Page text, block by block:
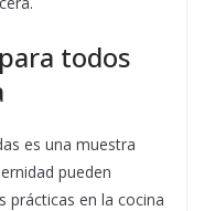
todos
es una muestra
pueden
prácticas en la cocina